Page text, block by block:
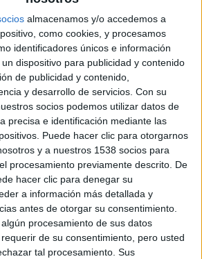
almacenamos y/o accedemos a
como cookies, y procesamos
identificadores únicos e información
dispositivo para publicidad y contenido
de publicidad y contenido,
y desarrollo de servicios. Con su
socios podemos utilizar datos de
precisa e identificación mediante las
Puede hacer clic para otorgarnos
y a nuestros 1538 socios para
procesamiento previamente descrito. De
hacer clic para denegar su
a información más detallada y
antes de otorgar su consentimiento.
procesamiento de sus datos
de su consentimiento, pero usted
tal procesamiento. Sus
yMalin Akerman.
un drama basado en las
de la vida de cuatro fotógrafos que
los últimos días del apartheid en
se basa en la novela de Greg
Bang-Bang: Snapshots from a
Bang Bang: Instantáneas de una
Platadirige esta película, a quien se
detrás de multitud de documentales
el mundo, lo que le ha abierto las
la película en elFestival de Cine de